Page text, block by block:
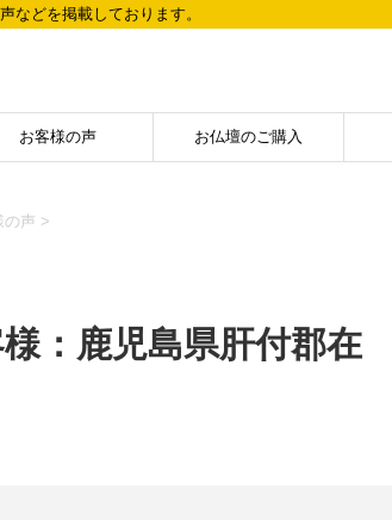
などを掲載しております。
お客様の声 お仏壇のご購入
の声 >
：鹿児島県肝付郡在